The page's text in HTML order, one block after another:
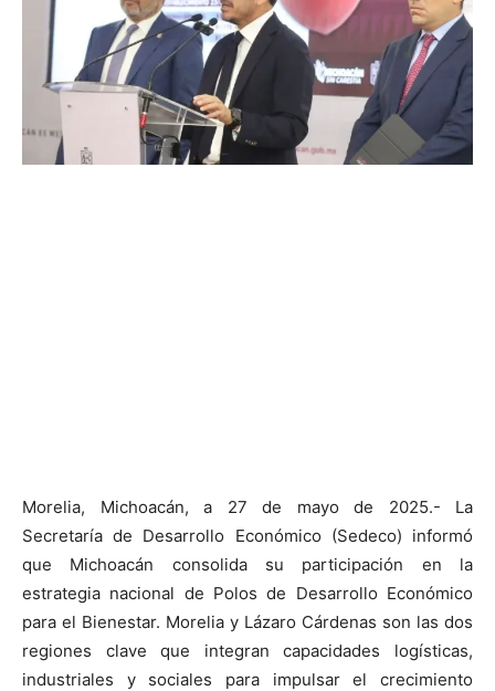
Morelia, Michoacán, a 27 de mayo de 2025.- La
Secretaría de Desarrollo Económico (Sedeco) informó
que Michoacán consolida su participación en la
estrategia nacional de Polos de Desarrollo Económico
para el Bienestar. Morelia y Lázaro Cárdenas son las dos
regiones clave que integran capacidades logísticas,
industriales y sociales para impulsar el crecimiento